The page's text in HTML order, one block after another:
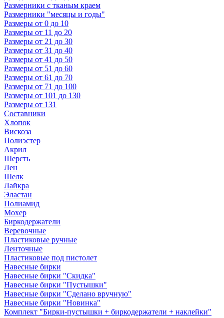
Размерники с тканым краем
Размерники "месяцы и годы"
Размеры от 0 до 10
Размеры от 11 до 20
Размеры от 21 до 30
Размеры от 31 до 40
Размеры от 41 до 50
Размеры от 51 до 60
Размеры от 61 до 70
Размеры от 71 до 100
Размеры от 101 до 130
Размеры от 131
Составники
Хлопок
Вискоза
Полиэстер
Акрил
Шерсть
Лен
Шелк
Лайкра
Эластан
Полиамид
Мохер
Биркодержатели
Веревочные
Пластиковые ручные
Ленточные
Пластиковые под пистолет
Навесные бирки
Навесные бирки "Скидка"
Навесные бирки "Пустышки"
Навесные бирки "Сделано вручную"
Навесные бирки "Новинка"
Комплект "Бирки-пустышки + биркодержатели + наклейки"